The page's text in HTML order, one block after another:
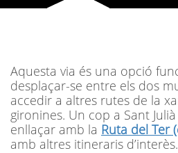
Aquesta via és una opció
desplaçar-se entre els dos
accedir a altres rutes de la
gironines. Un cop a Sant
enllaçar amb la Ruta del Ter
amb altres itineraris d’interès.